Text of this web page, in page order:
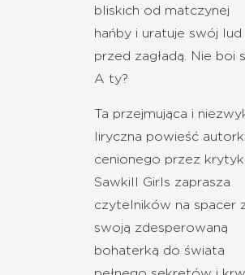
bliskich od matczynej
hańby i uratuje swój lud
przed zagładą. Nie boi
A ty?
Ta przejmująca i
liryczna powieść autorki
cenionego przez
Sawkill Girls zaprasza
czytelników na spacer
swoją zdesperowaną
bohaterką do świata